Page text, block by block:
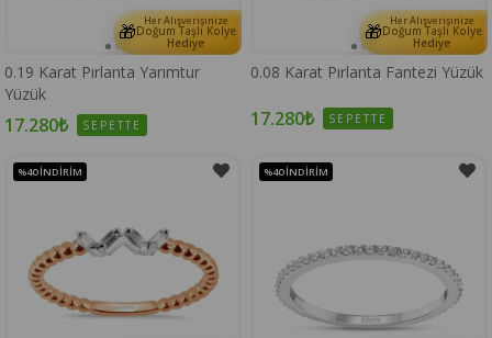
🎁 Her Alışverişinize
Doğum Taşlı Kolye
Hediye
0.19 Karat Pırlanta Yarımtur
Yüzük
17.280₺ SEPETTE
🎁 Her Alışverişinize
Doğum Taşlı Kolye
Hediye
0.08 Karat Pırlanta Fantezi Yüzük
17.280₺ SEPETTE
%40İNDIRIM %40İNDIRIM